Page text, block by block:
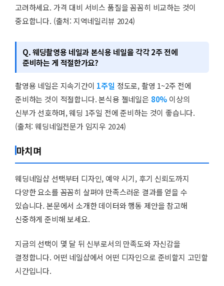
고려하세요. 가격 대비 서비스 품질을 꼼꼼히 비교하는 것이
중요합니다. (출처: 지역네일리뷰 2024)
Q. 웨딩촬영용 네일과 본식용 네일을 각각 2주 전에
준비하는 게 적절한가요?
촬영용 네일은 지속기간이 1주일 정도로, 촬영 1~2주 전에
준비하는 것이 적절합니다. 본식용 젤네일은 80% 이상의
신부가 선호하며, 웨딩 1주일 전에 준비하는 것이 좋습니다.
(출처: 웨딩네일전문가 임지우 2024)
마치며
웨딩네일샵 선택부터 디자인, 예약 시기, 후기 신뢰도까지
다양한 요소를 꼼꼼히 살펴야 만족스러운 결과를 얻을 수
있습니다. 본문에서 소개한 데이터와 행동 제안을 참고해
신중하게 준비해 보세요.
지금의 선택이 몇 달 뒤 신부로서의 만족도와 자신감을
결정합니다. 어떤 네일샵에서 어떤 디자인으로 준비할지 고민할
시간입니다.